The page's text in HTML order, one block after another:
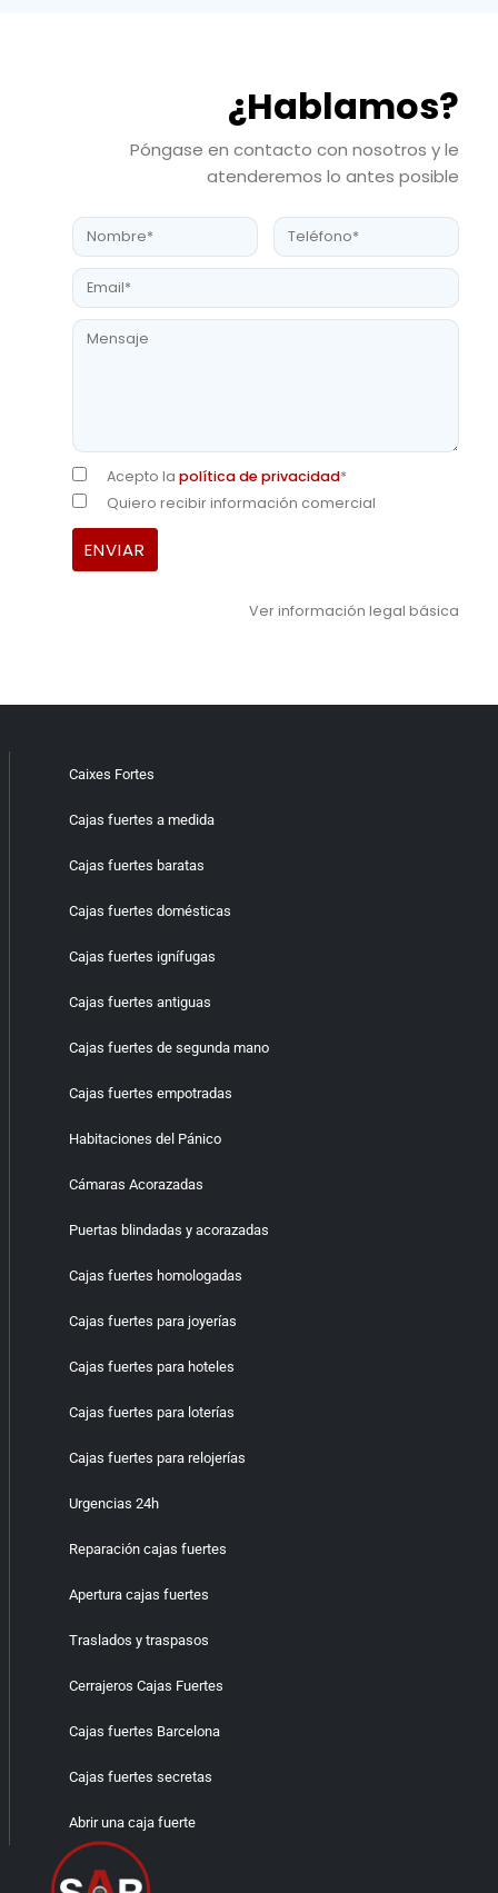
¿Hablamos?
Póngase en contacto con nosotros y le
atenderemos lo antes posible
Acepto la política de privacidad*
Quiero recibir información comercial
Ver información legal básica
Caixes Fortes
Cajas fuertes a medida
Cajas fuertes baratas
Cajas fuertes domésticas
Cajas fuertes ignífugas
Cajas fuertes antiguas
Cajas fuertes de segunda mano
Cajas fuertes empotradas
Habitaciones del Pánico
Cámaras Acorazadas
Puertas blindadas y acorazadas
Cajas fuertes homologadas
Cajas fuertes para joyerías
Cajas fuertes para hoteles
Cajas fuertes para loterías
Cajas fuertes para relojerías
Urgencias 24h
Reparación cajas fuertes
Apertura cajas fuertes
Traslados y traspasos
Cerrajeros Cajas Fuertes
Cajas fuertes Barcelona
Cajas fuertes secretas
Abrir una caja fuerte